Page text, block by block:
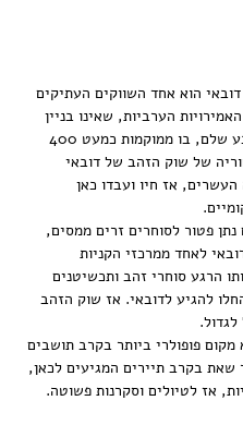
הוא אחד השווקים העתיקים
הערביות, שאינו בניין
של שוק הזהב של דובאי
אז חיו ועבדו כאן
פטור לסוחרים זרים ממסים,
לאחד ממרכזי הקניות
הרגע סוחרי זהב ותכשיטנים
להגיע לדובאי. אז שוק הזהב
מקום פופולרי ביותר בקרב תושבים
שאת בקרב תיירים המגיעים לכאן,
אז לטיולים וסקרנות פשוטה.